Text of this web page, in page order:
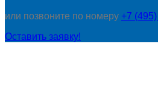
или позвоните по номеру +7
Оставить заявку!